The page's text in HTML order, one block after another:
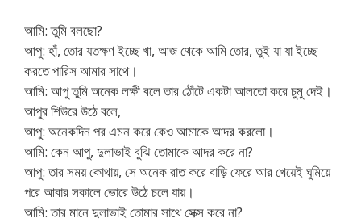
আমি: তুমি বলছো?
আপু: হাঁ, তোর যতক্ষণ ইচ্ছে খা, আজ থেকে আমি তোর, তুই যা যা ইচ্ছে
করতে পারিস আমার সাথে।
আমি: আপু তুমি অনেক লক্ষী বলে তার ঠোঁটে একটা আলতো করে চুমু দেই।
আপুর শিউরে উঠে বলে,
আপু: অনেকদিন পর এমন করে কেও আমাকে আদর করলো।
আমি: কেন আপু, দুলাভাই বুঝি তোমাকে আদর করে না?
আপু: তার সময় কোথায়, সে অনেক রাত করে বাড়ি ফেরে আর খেয়েই ঘুমিয়ে
পরে আবার সকালে ভোরে উঠে চলে যায়।
আমি: তার মানে দুলাভাই তোমার সাথে সেক্স করে না?